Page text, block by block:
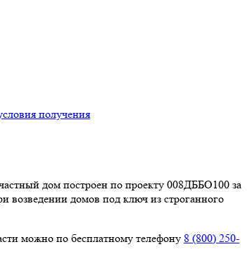
дом построен по проекту 008ДББО100 за
возведении домов под ключ из строганного
можно по бесплатному телефону 8 (800) 250-